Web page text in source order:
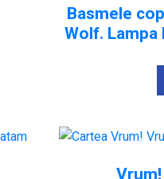
Basmele
Wolf.